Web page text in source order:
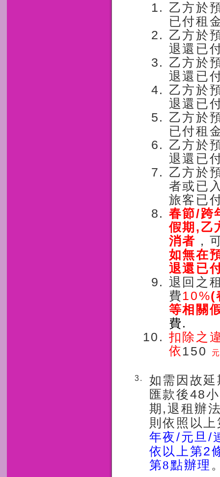
乙方於
已付租
乙方於
退還已
乙方於
退還已
乙方於
退還已
乙方於
已付租
乙方於
退還已
乙方於
者或已
旅客已
春節/跨
假期,乙
消者 ，
如無在
退還已
退回之
費10%(
等相關
費.
扣除之
依150
3.
如需因故
匯款後48
期 ,退租辦
則依照以上
年夜/元旦 /
依以上第2
第8點辦理